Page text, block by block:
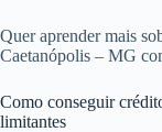
Quer aprender mais
Caetanópolis – MG
Como conseguir
limitantes